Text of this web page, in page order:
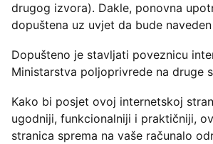
drugog izvora). Dakle, ponovna
dopuštena uz uvjet da bude
Dopušteno je stavljati poveznicu
Ministarstva poljoprivrede na druge
Kako bi posjet ovoj internetskoj
ugodniji, funkcionalniji i praktičniji,
stranica sprema na vaše računalo